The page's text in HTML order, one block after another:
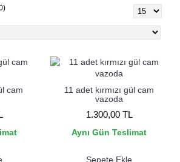
cam
11 adet kırmızı gül cam
vazoda
1.300,00 TL
Aynı Gün Teslimat
Sepete Ekle